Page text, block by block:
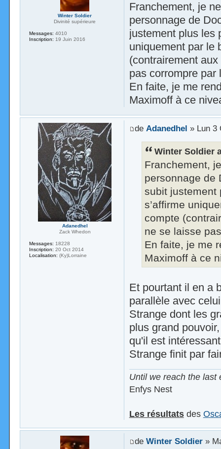
Franchement, je
personnage de
justement plus les
uniquement par le
(contrairement
pas corrompre par
En faite, je me
Maximoff à ce
Winter Soldier
Divinité supérieure
Messages: 4010
Inscription: 19 Juin 2016
de Adanedhel » Lun 3
Winter Soldier
Franchement,
personnage de
subit justement
s’affirme
compte
ne se laisse
En faite, je me
Maximoff à ce
Et pourtant il en a
parallèle avec
Strange dont les
plus grand
qu'il est
Strange finit par
Until we reach the last
Enfys Nest
Les résultatsdes
Adanedhel
Zack Whedon
Messages: 18228
Inscription: 20 Oct 2014
Localisation: (Ky)Lorraine
de Winter Soldier»